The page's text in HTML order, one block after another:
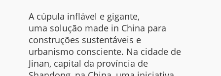
A cúpula inflável e gigante,
uma solução made in China para
construções sustentáveis e
urbanismo consciente. Na cidade de
Jinan, capital da província de